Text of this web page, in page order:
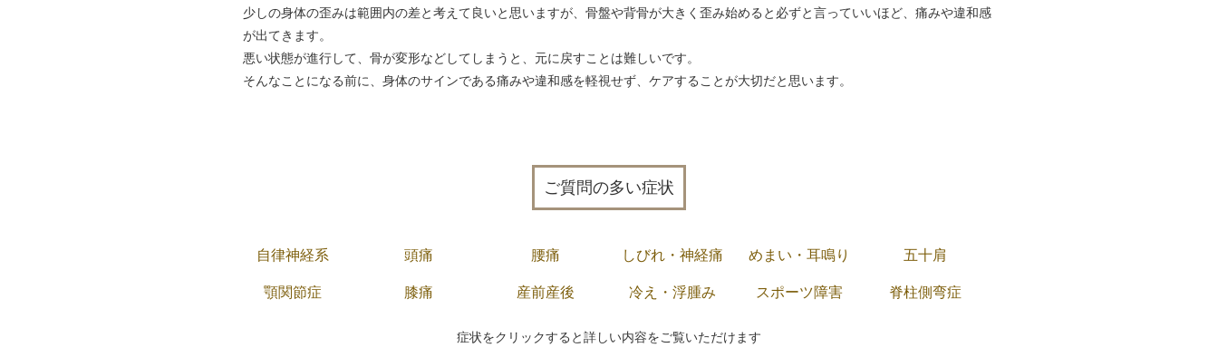
少しの身体の歪みは範囲内の差と考えて良いと思いますが、骨盤や背骨が大きく歪み始めると必ずと言っていいほど、痛みや違和感
が出てきます。
悪い状態が進行して、骨が変形などしてしまうと、元に戻すことは難しいです。
そんなことになる前に、身体のサインである痛みや違和感を軽視せず、ケアすることが大切だと思います。
ご質問の多い症状
自律神経系 頭痛 腰痛 しびれ・神経痛 めまい・耳鳴り 五十肩
顎関節症 膝痛 産前産後 冷え・浮腫み スポーツ障害 脊柱側弯症
症状をクリックすると詳しい内容をご覧いただけます